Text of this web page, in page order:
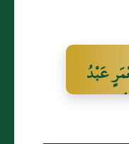
عَبْدُ